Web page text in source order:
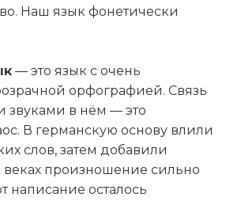
Наш язык фонетически
— это язык с очень
орфографией. Связь
звуками в нём — это
В германскую основу влили
слов, затем добавили
веках произношение сильно
написание осталось